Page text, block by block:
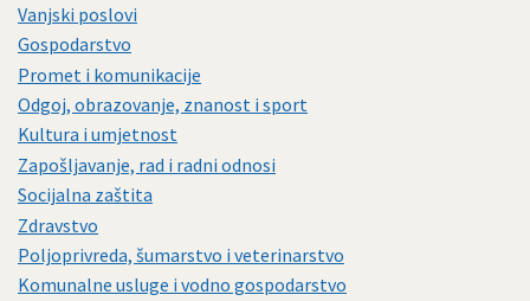
Vanjski poslovi
Gospodarstvo
Promet i komunikacije
Odgoj, obrazovanje, znanost i sport
Kultura i umjetnost
Zapošljavanje, rad i radni odnosi
Socijalna zaštita
Zdravstvo
Poljoprivreda, šumarstvo i veterinarstvo
Komunalne usluge i vodno gospodarstvo